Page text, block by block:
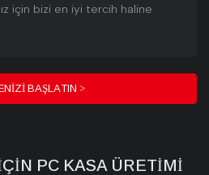
için bizi en iyi tercih haline
BAŞLATIN >
PC KASA ÜRETIMI